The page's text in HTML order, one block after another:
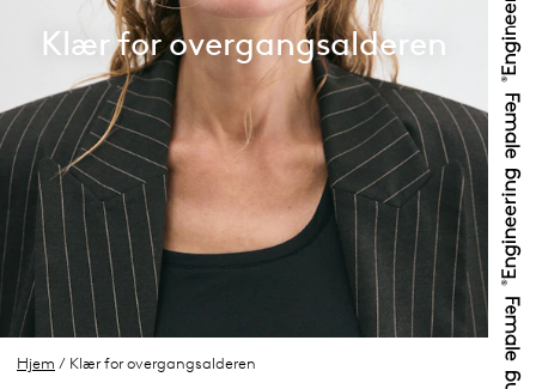
Klær for overgangsalderen
Hjem / Klær for overgangsalderen